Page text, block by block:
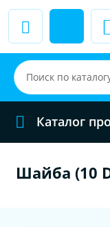
Каталог
Шайба (10